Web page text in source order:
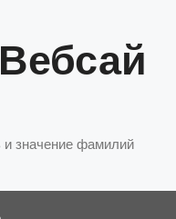
и значение фамилий